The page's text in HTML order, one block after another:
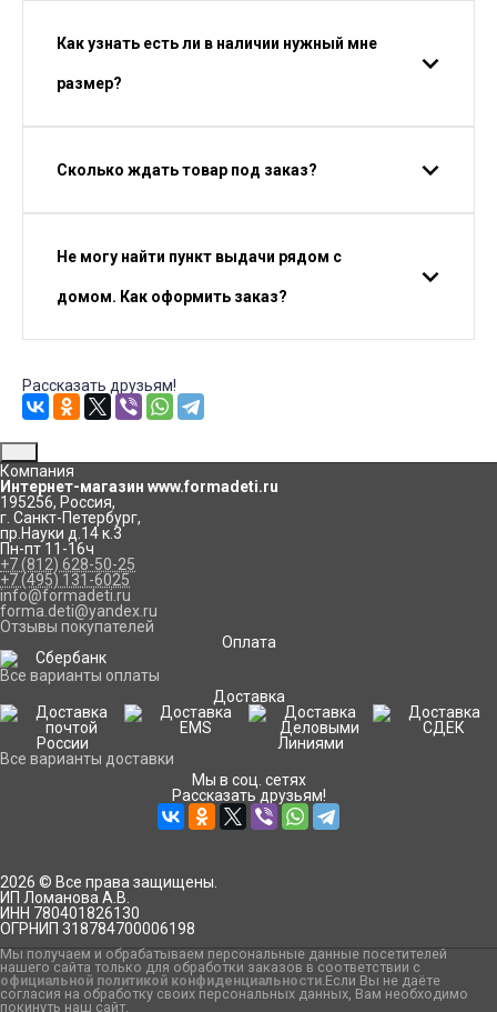
Как узнать есть ли в наличии нужный мне
размер?
Сколько ждать товар под заказ?
Не могу найти пункт выдачи рядом с
домом. Как оформить заказ?
Рассказать друзьям!
Компания
Интернет-магазин www.formadeti.ru
195256, Россия,
г. Санкт-Петербург,
пр.Науки д.14 к.3
Пн-пт 11-16ч
+7 (812) 628-50-25
+7 (495) 131-6025
info@formadeti.ru
forma.deti@yandex.ru
Отзывы покупателей
Оплата
Все варианты оплаты
Доставка
Все варианты доставки
Мы в соц. сетях
Рассказать друзьям!
2026 © Все права защищены.
ИП Ломанова А.В.
ИНН 780401826130
ОГРНИП 318784700006198
Мы получаем и обрабатываем персональные данные посетителей
нашего сайта только для обработки заказов в соответствии с
официальной политикой конфиденциальности.Если Вы не даёте
согласия на обработку своих персональных данных, Вам необходимо
покинуть наш сайт.